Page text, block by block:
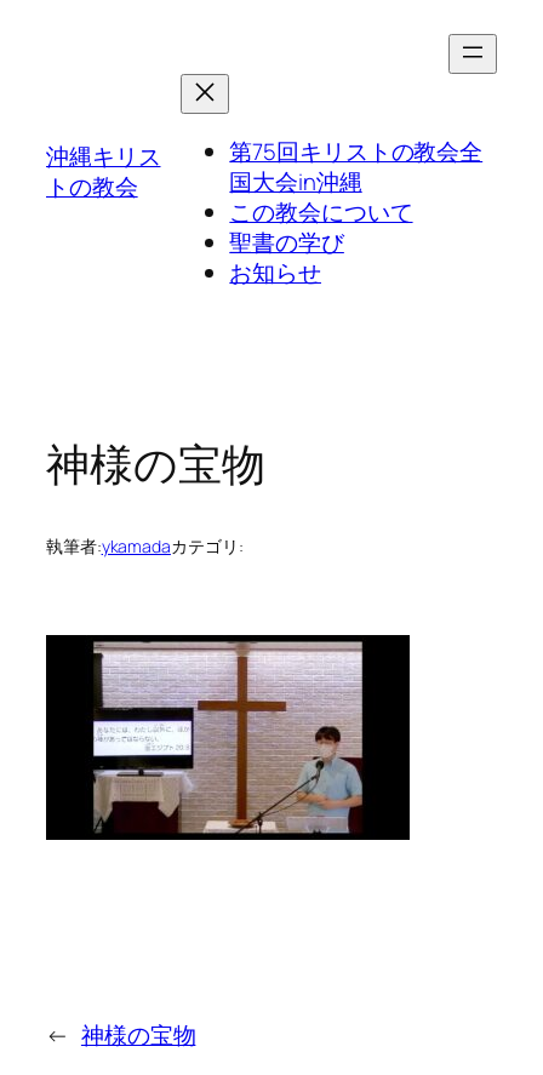
沖縄キリス
トの教会
第75回キリストの教会全
国大会in沖縄
この教会について
聖書の学び
お知らせ
神様の宝物
執筆者:ykamadaカテゴリ:
← 神様の宝物